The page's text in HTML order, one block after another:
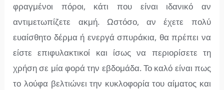
φραγμένοι πόροι, κάτι που είναι ιδανικό αν
αντιμετωπίζετε ακμή. Ωστόσο, αν έχετε πολύ
ευαίσθητο δέρμα ή ενεργά σπυράκια, θα πρέπει να
είστε επιφυλακτικοί και ίσως να περιορίσετε τη
χρήση σε μία φορά την εβδομάδα. Το καλό είναι πως
το λούφα βελτιώνει την κυκλοφορία του αίματος και